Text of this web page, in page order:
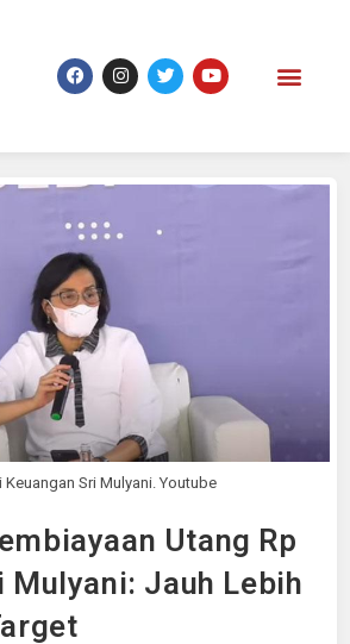
Keuangan Sri Mulyani. Youtube
Utang Rp
Mulyani: Jauh Lebih